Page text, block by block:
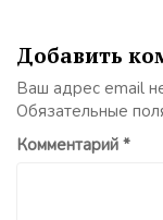
Добавить
Ваш адрес email
Обязательные
Комментарий *